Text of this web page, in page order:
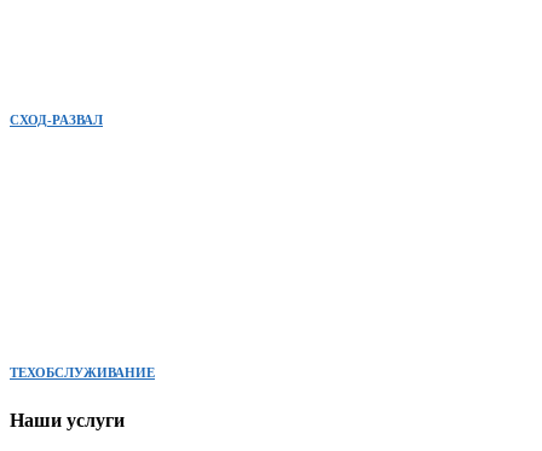
СХОД-РАЗВАЛ
ТЕХОБСЛУЖИВАНИЕ
Наши услуги